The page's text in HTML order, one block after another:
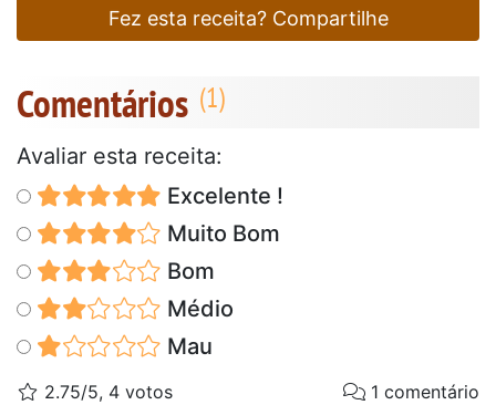
Fez esta receita? Compartilhe
Comentários
Avaliar esta receita:
Excelente !
Muito Bom
Bom
Médio
Mau
2.75/5, 4 votos 1 comentário